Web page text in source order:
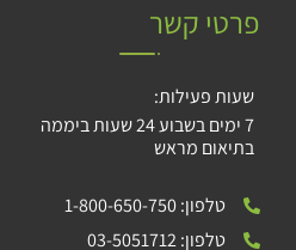
פרטי קשר
שעות פעילות:
7 ימים בשבוע 24 שעות ביממה
בתיאום מראש
טלפון: 1-800-650-750
טלפון: 03-5051712